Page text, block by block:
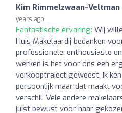
Kim Rimmelzwaan-Veltman
years ago
Fantastische ervaring: Wij
Huis Makelaardij bedanken
professionele, enthousiaste
werken is het voor ons een
verkooptraject geweest. Ik
persoonlijk maar dat maakt
verschil. Vele andere
juist bewust voor haar